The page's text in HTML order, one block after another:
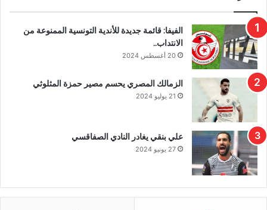
الفيفا: قائمة جديدة للأندية التونسية الممنوعة من
الانتداب..
20 أغسطس 2024
الزمالك المصري يحسم مصير حمزة المثلوثي
21 يوليو 2024
علي بنقي يغادر النادي الصفاقسي
27 يونيو 2024